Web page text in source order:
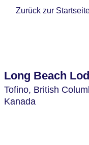
Zurück zur
Long Beach
Tofino, British
Kanada